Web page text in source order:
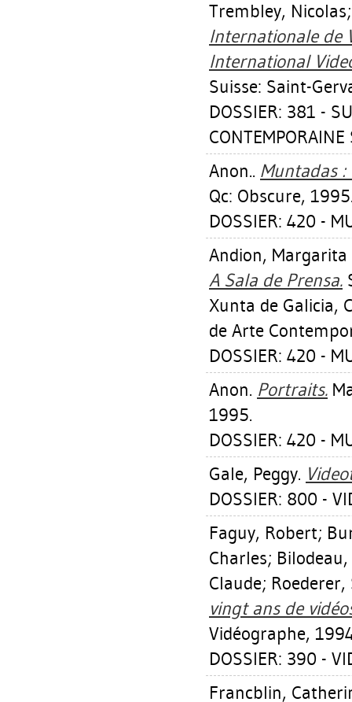
Trembley, Nicolas
Internationale de
International
Suisse: Saint-
DOSSIER: 381 -
Anon.. Muntadas :
Qc: Obscure,
DOSSIER: 420 -
Andion, Margarita
A Sala de Prensa.
Xunta de Galicia,
de Arte
DOSSIER: 420 -
Anon. Portraits.
1995.
DOSSIER: 420 -
Gale, Peggy.
DOSSIER: 800 -
Faguy, Robert;
Charles;
Claude; Roederer,
vingt ans de
Vidéographe,
DOSSIER: 390 -
Francblin,